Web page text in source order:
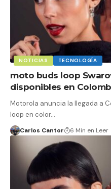
NOTICIAS TECNOLOGÍA
moto buds loop
disponibles en
Motorola anuncia la llegada a
loop en color…
Carlos Cantor 6 Min en Leer